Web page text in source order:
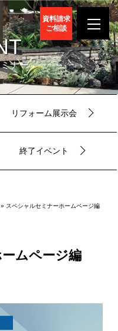
資料請求
ご相談
ナー
リフォーム展示会
終了イベント
スペシャルセミナーホームページ編
ームページ編